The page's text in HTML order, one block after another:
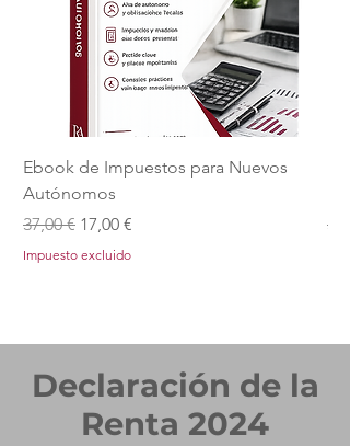
Ebook de Impuestos para Nuevos
Autónomos
Precio
37,00 € Precio de oferta
17,00 €
Impuesto excluido
Declaración de la
Renta 2024